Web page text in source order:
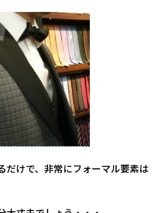
だけで、非常にフォーマル要素は